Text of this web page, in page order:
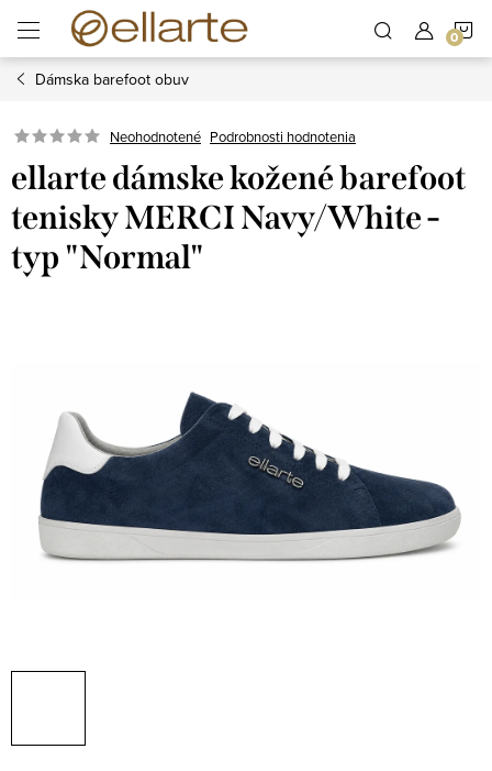
obsah
Dámska barefoot obuv
Neohodnotené Podrobnosti hodnotenia
ellarte dámske kožené barefoot
tenisky MERCI Navy/White -
typ "Normal"